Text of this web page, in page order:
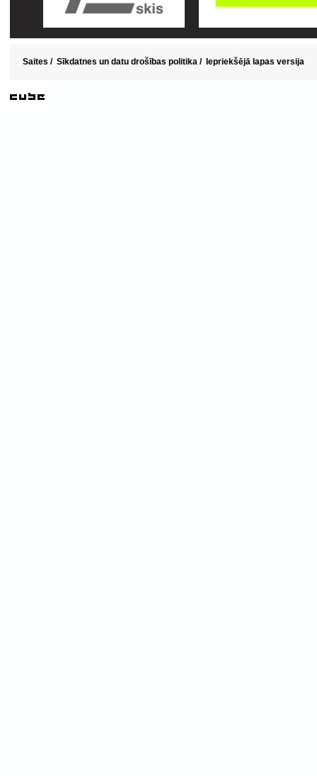
Saites / Sīkdatnes un datu drošības politika / Iepriekšējā lapas versija